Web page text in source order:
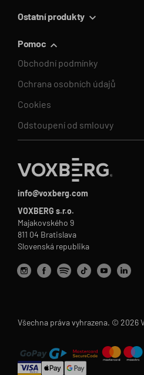
info@voxberg.com
VOXBERG s.r.o.
Majakovského 9
811 04 Bratislava
Slovenská republika
Ostatní produkty
Pomoc
Obchodní podmínky
Ochrana osobních údajů
Cookies
Odstoupení od smlouvy
Všechna práva vyhrazena. © 2026